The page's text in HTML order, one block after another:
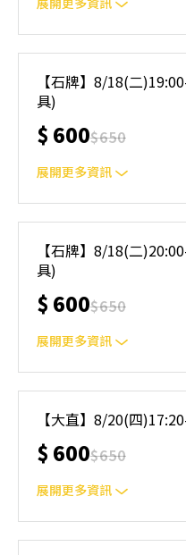
制。歡迎邀請親友一同報
人數未達開班門檻，或因
情況安排延期或併班處理
無法上課，僅提供課程延
與課程異動規則】。報名
【石牌】8/18(二
具)
$ 600$650
展開更多資訊
制。歡迎邀請親友一同報
人數未達開班門檻，或因
情況安排延期或併班處理
無法上課，僅提供課程延
與課程異動規則】。報名
【石牌】8/18(二
具)
$ 600$650
展開更多資訊
制。歡迎邀請親友一同報
人數未達開班門檻，或因
情況安排延期或併班處理
無法上課，僅提供課程延
與課程異動規則】。報名
【大直】8/20(四
$ 600$650
展開更多資訊